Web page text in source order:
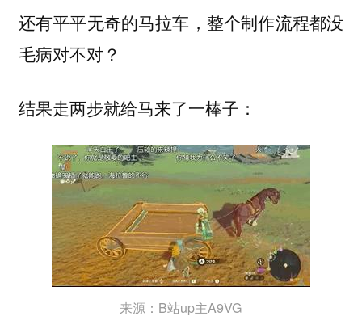
还有平平无奇的马拉车，整个制作流程都没
毛病对不对？
结果走两步就给马来了一棒子：
来源：B站up主A9VG